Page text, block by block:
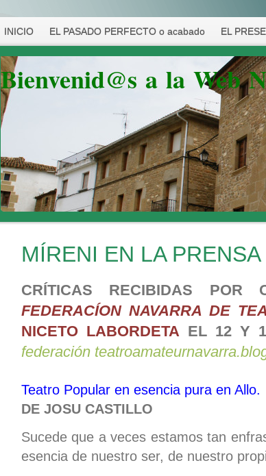
INICIO EL PASADO PERFECTO o acabado EL
Bienvenid@s a la
MÍRENI EN LA PRENSA
CRÍTICAS RECIBIDAS
FEDERACÍON NAVARRA DE
NICETO LABORDETA EL 12 Y
federación
Teatro Popular en esencia pura en Allo.
DE JOSU CASTILLO
Sucede que a veces estamos tan
esencia de nuestro ser, de nuestro